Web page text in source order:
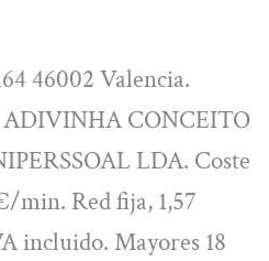
46002 Valencia.
ADIVINHA CONCEITO
LDA. Coste
min. Red fija, 1,57
incluido. Mayores 18